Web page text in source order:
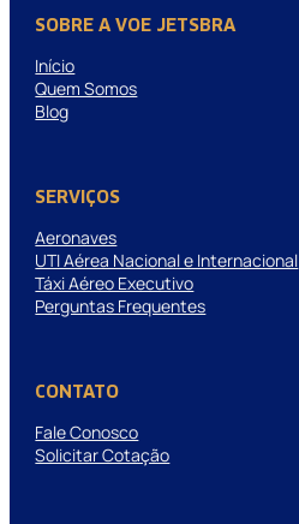
SOBRE A VOE JETSBRA
Início
Quem Somos
Blog
SERVIÇOS
Aeronaves
UTI Aérea Nacional e Internacional
Táxi Aéreo Executivo
Perguntas Frequentes
CONTATO
Fale Conosco
Solicitar Cotação